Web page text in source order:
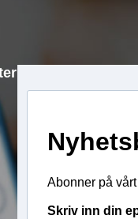
Abonner på
Skriv inn din